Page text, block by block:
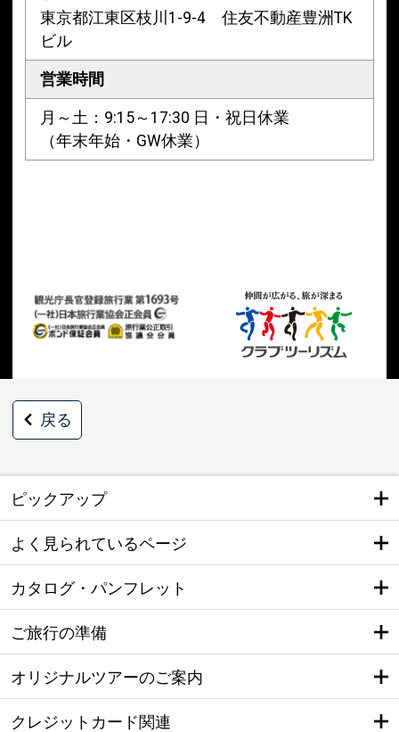
東京都江東区枝川1-9-4 住友不動産豊洲TK
ビル
営業時間
月～土：9:15～17:30 日・祝日休業
（年末年始・GW休業）
戻る
ピックアップ
よく見られているページ
カタログ・パンフレット
ご旅行の準備
オリジナルツアーのご案内
クレジットカード関連